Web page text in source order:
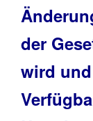
der
wird